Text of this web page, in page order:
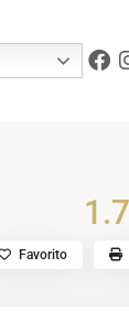
Favorito